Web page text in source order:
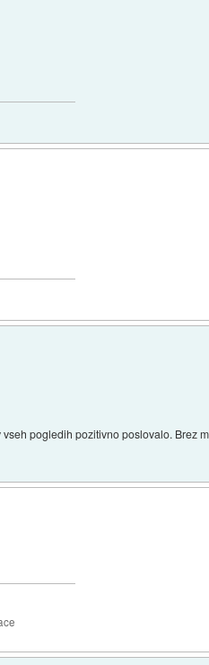
pogledih pozitivno poslovalo. Brez